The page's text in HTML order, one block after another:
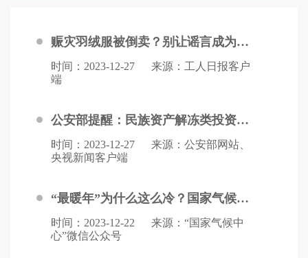
赈灾羽绒服被倒卖？别让谣言成为次生灾害
时间：2023-12-27
来源：工人日报客户
端
公安部提醒：民族资产解冻类投资项目全是诈骗
时间：2023-12-27
来源：公安部网站、
央视新闻客户端
“最暖年”为什么这么冷？国家气候中心回应
时间：2023-12-22
来源：“国家气候中
心”微信公众号